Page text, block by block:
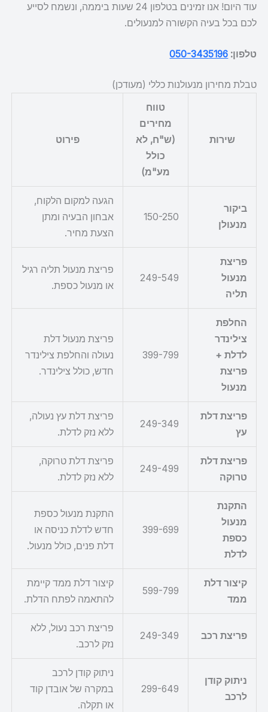
עוד היום! אנו זמינים בטלפון 24 שעות ביממה, ונשמח לסייע
לכם בכל בעיה הקשורה למנעולים.
טלפון: 050-3435196
טבלת מחירון מנעולנות כללי (מעודכן)
שירות
טווח
מחירים
(ש"ח, לא
כולל
מע"מ)
פירוט
ביקור
מנעולן
150-250
הגעה למקום הלקוח,
אבחון הבעיה ומתן
הצעת מחיר.
פריצת
מנעול
תליה
249-549
פריצת מנעול תליה רגיל
או מנעול כספת.
החלפת
צילינדר
לדלת +
פריצת
מנעול
399-799
פריצת מנעול דלת
נעולה והחלפת צילינדר
חדש, כולל צילינדר.
פריצת דלת
עץ
249-349
פריצת דלת עץ נעולה,
ללא נזק לדלת.
פריצת דלת
טרוקה
249-499
פריצת דלת טרוקה,
ללא נזק לדלת.
התקנת
מנעול
כספת
לדלת
399-699
התקנת מנעול כספת
חדש לדלת כניסה או
דלת פנים, כולל מנעול.
קיצור דלת
ממד
599-799
קיצור דלת ממד קיימת
להתאמה לפתח הדלת.
פריצת רכב 249-349
פריצת רכב נעול, ללא
נזק לרכב.
ניתוק קודן
לרכב
299-649
ניתוק קודן לרכב
במקרה של אובדן קוד
או תקלה.